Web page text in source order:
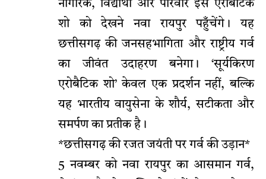
नागरिक, विद्यार्थी और परिवार इस एरोबैटिक
शो को देखने नवा रायपुर पहुँचेंगे। यह
छत्तीसगढ़ की जनसहभागिता और राष्ट्रीय गर्व
का जीवंत उदाहरण बनेगा। ‘सूर्यकिरण
एरोबैटिक शो’ केवल एक प्रदर्शन नहीं, बल्कि
यह भारतीय वायुसेना के शौर्य, सटीकता और
समर्पण का प्रतीक है।
*छत्तीसगढ़ की रजत जयंती पर गर्व की उड़ान*
5 नवम्बर को नवा रायपुर का आसमान गर्व,